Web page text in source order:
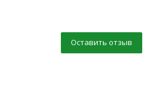
Оставить отзыв